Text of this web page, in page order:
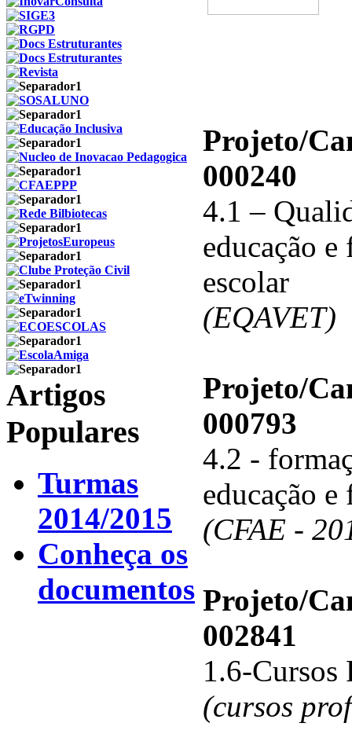
Projeto/
000240
4.1 –
educação e
escolar
(EQAVET)
Projeto/
000793
4.2 -
educação e
(CFAE -
Projeto/
002841
1.6-Cursos
(cursos
Artigos
Populares
Turmas
2014/2015
Conheça os
documentos